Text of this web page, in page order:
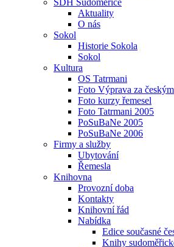
SDH Sudoměřice
Aktuality
O nás
Sokol
Historie Sokola
Sokol
Kultura
OS Tatrmani
Foto Výprava za
Foto kurzy řemesel
Foto Tatrmani 2005
PoSuBaNe 2005
PoSuBaNe 2006
Firmy a služby
Ubytování
Řemesla
Knihovna
Provozní doba
Kontakty
Knihovní řád
Nabídka
Edice současné
Knihy